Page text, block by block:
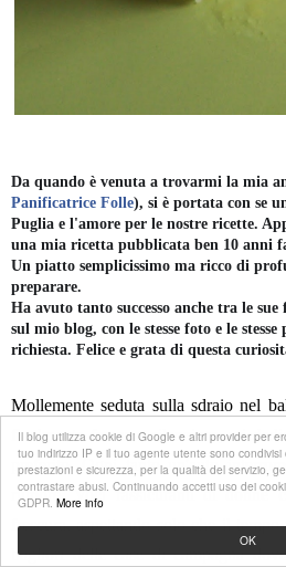
OK
Il blog utilizza cookie di Google e altri provider per
tuo indirizzo IP e il tuo agente utente sono
prestazioni e sicurezza, per la qualità del servizio,
contrastare abusi. Continuando accetti uso dei
GDPR. More info
Da quando è venuta a trovarmi la mia
Panificatrice Folle), si è portata con se
Puglia e l'amore per le nostre ricette.
una mia ricetta pubblicata ben 10 anni
Un piatto semplicissimo ma ricco di
preparare.
Ha avuto tanto successo anche tra le
sul mio blog, con le stesse foto e le
richiesta. Felice e grata di questa
Mollemente seduta sulla sdraio nel
finalmente fresca e silenziosa, mi
preferito. Ogni tanto un'auto
rumore. Voci rassicuranti di donne
frescura, aspettando solo che il
bagliori delle case di campagna